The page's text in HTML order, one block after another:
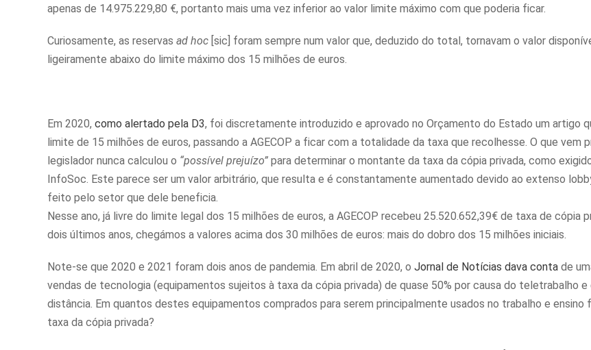
apenas de 14.975.229,80 €, portanto mais uma vez inferior ao valor limite máximo com que poderia ficar.
Curiosamente, as reservas ad hoc [sic] foram sempre num valor que, deduzido do total, tornavam o valor
ligeiramente abaixo do limite máximo dos 15 milhões de euros.
Em 2020, como alertado pela D3, foi discretamente introduzido e aprovado no Orçamento do Estado um artigo
limite de 15 milhões de euros, passando a AGECOP a ficar com a totalidade da taxa que recolhesse. O que vem
legislador nunca calculou o “possível prejuízo” para determinar o montante da taxa da cópia privada, como
InfoSoc. Este parece ser um valor arbitrário, que resulta e é constantamente aumentado devido ao extenso
feito pelo setor que dele beneficia.
Nesse ano, já livre do limite legal dos 15 milhões de euros, a AGECOP recebeu 25.520.652,39€ de taxa de cópia
dois últimos anos, chegámos a valores acima dos 30 milhões de euros: mais do dobro dos 15 milhões iniciais.
Note-se que 2020 e 2021 foram dois anos de pandemia. Em abril de 2020, o Jornal de Notícias dava conta de
vendas de tecnologia (equipamentos sujeitos à taxa da cópia privada) de quase 50% por causa do teletrabalho e
distância. Em quantos destes equipamentos comprados para serem principalmente usados no trabalho e ensino
taxa da cópia privada?